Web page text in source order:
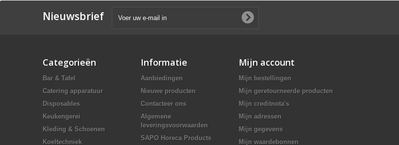
Nieuwsbrief
Categorieën
Bar & Tafel
Catering apparatuur
Disposables
Keukengerei
Kleding & Schoenen
Koeltechniek
Informatie
Aanbiedingen
Nieuwe producten
Contacteer ons
Algemene
leveringsvoorwaarden
SAPO Horeca Products
Mijn account
Mijn bestellingen
Mijn geretourneerde producten
Mijn creditnota's
Mijn adressen
Mijn gegevens
Mijn waardebonnen